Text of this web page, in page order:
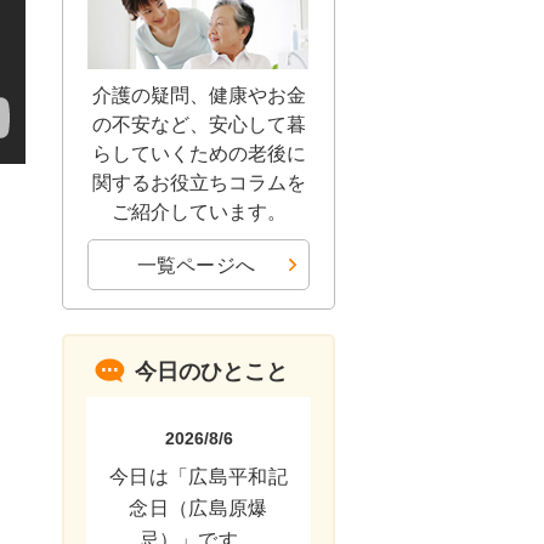
介護の疑問、健康やお金
の不安など、安心して暮
らしていくための老後に
関するお役立ちコラムを
ご紹介しています。
一覧ページへ
今日のひとこと
2026/8/6
今日は「広島平和記
念日（広島原爆
忌）」です。